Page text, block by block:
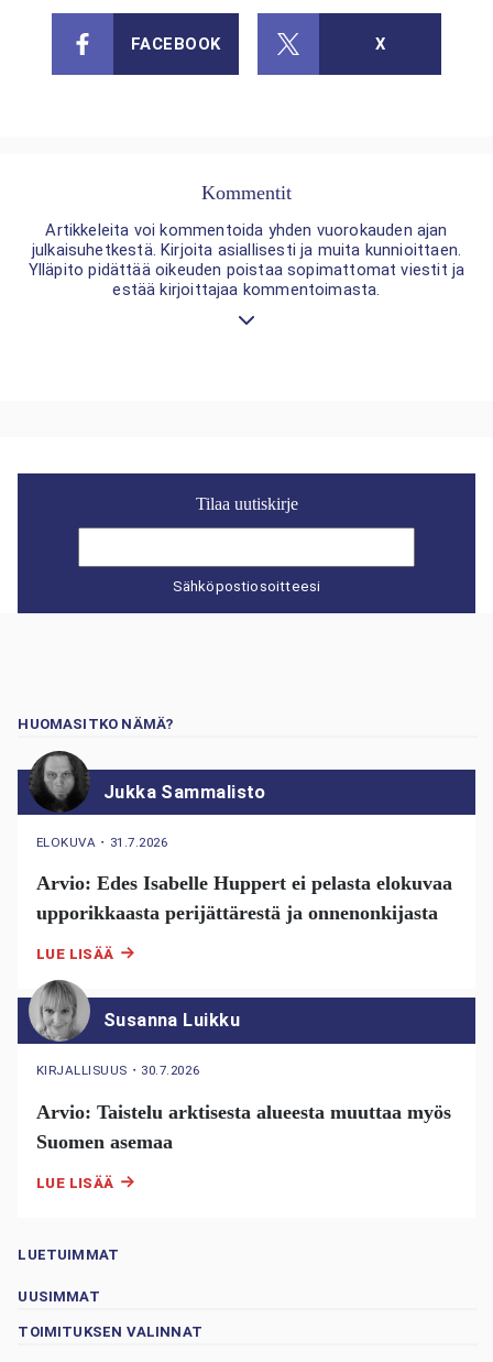
FACEBOOK X
Kommentit
Artikkeleita voi kommentoida yhden vuorokauden ajan
julkaisuhetkestä. Kirjoita asiallisesti ja muita kunnioittaen.
Ylläpito pidättää oikeuden poistaa sopimattomat viestit ja
estää kirjoittajaa kommentoimasta.
Tilaa uutiskirje
Sähköpostiosoitteesi
HUOMASITKO NÄMÄ?
Jukka Sammalisto
ELOKUVA ・ 31.7.2026
Arvio: Edes Isabelle Huppert ei pelasta elokuvaa
upporikkaasta perijättärestä ja onnenonkijasta
LUE LISÄÄ
Susanna Luikku
KIRJALLISUUS ・ 30.7.2026
Arvio: Taistelu arktisesta alueesta muuttaa myös
Suomen asemaa
LUE LISÄÄ
LUETUIMMAT
UUSIMMAT
TOIMITUKSEN VALINNAT